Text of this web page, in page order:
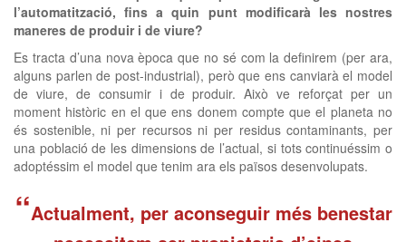
l’automatització, fins a quin punt modificarà les nostres
maneres de produir i de viure?
Es tracta d’una nova època que no sé com la definirem (per ara,
alguns parlen de post-industrial), però que ens canviarà el model
de viure, de consumir i de produir. Això ve reforçat per un
moment històric en el que ens donem compte que el planeta no
és sostenible, ni per recursos ni per residus contaminants, per
una població de les dimensions de l’actual, si tots continuéssim o
adoptéssim el model que tenim ara els països desenvolupats.
“Actualment, per aconseguir més benestar